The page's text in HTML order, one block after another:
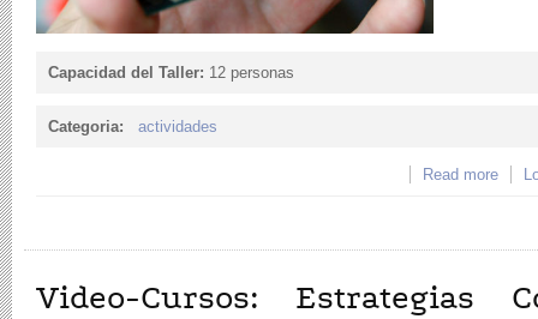
Capacidad del Taller: 12 personas
Categoria: actividades
Read more
Video-Cursos: Estrategias